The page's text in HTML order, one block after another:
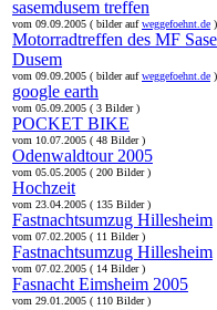
sasemdusem treffen
vom 09.09.2005 ( bilder aufweggefoehnt.de )
Motorradtreffen des MF
Dusem
vom 09.09.2005 ( bilder aufweggefoehnt.de )
google earth
vom 05.09.2005 ( 3 Bilder )
POCKET BIKE
vom 10.07.2005 ( 48 Bilder )
Odenwaldtour 2005
vom 05.05.2005 ( 200 Bilder )
Hochzeit
vom 23.04.2005 ( 135 Bilder )
Fastnachtsumzug Hillesheim
vom 07.02.2005 ( 11 Bilder )
Fastnachtsumzug Hillesheim
vom 07.02.2005 ( 14 Bilder )
Fasnacht Eimsheim 2005
vom 29.01.2005 ( 110 Bilder )